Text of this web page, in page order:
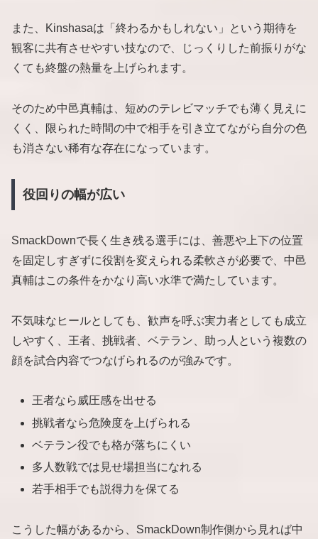
また、Kinshasaは「終わるかもしれない」という期待を
観客に共有させやすい技なので、じっくりした前振りがな
くても終盤の熱量を上げられます。
そのため中邑真輔は、短めのテレビマッチでも薄く見えに
くく、限られた時間の中で相手を引き立てながら自分の色
も消さない稀有な存在になっています。
役回りの幅が広い
SmackDownで長く生き残る選手には、善悪や上下の位置
を固定しすぎずに役割を変えられる柔軟さが必要で、中邑
真輔はこの条件をかなり高い水準で満たしています。
不気味なヒールとしても、歓声を呼ぶ実力者としても成立
しやすく、王者、挑戦者、ベテラン、助っ人という複数の
顔を試合内容でつなげられるのが強みです。
王者なら威圧感を出せる
挑戦者なら危険度を上げられる
ベテラン役でも格が落ちにくい
多人数戦では見せ場担当になれる
若手相手でも説得力を保てる
こうした幅があるから、SmackDown制作側から見れば中